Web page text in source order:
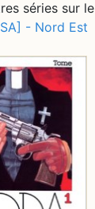
séries sur le
- Nord Est